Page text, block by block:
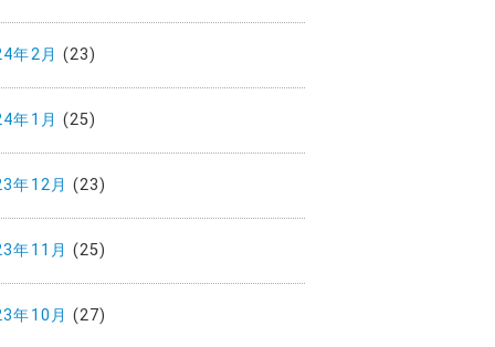
年2月 (23)
年1月 (25)
年12月 (23)
年11月 (25)
年10月 (27)